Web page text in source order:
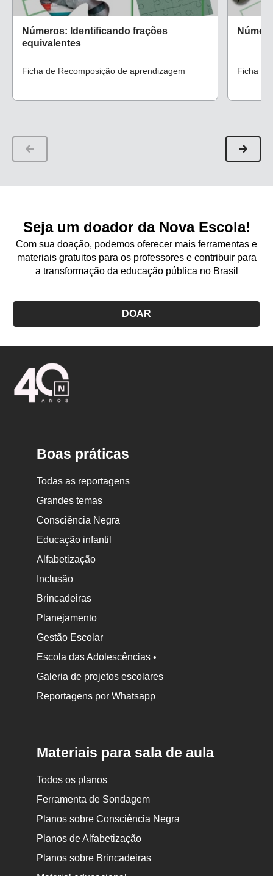
Números: Identificando frações
equivalentes
Ficha de Recomposição de aprendizagem Ficha
Seja um doador da Nova Escola!
Com sua doação, podemos oferecer mais ferramentas e
materiais gratuitos para os professores e contribuir para
a transformação da educação pública no Brasil
DOAR
Boas práticas
Todas as reportagens
Grandes temas
Consciência Negra
Educação infantil
Alfabetização
Inclusão
Brincadeiras
Planejamento
Gestão Escolar
Escola das Adolescências •
Galeria de projetos escolares
Reportagens por Whatsapp
Materiais para sala de aula
Todos os planos
Ferramenta de Sondagem
Planos sobre Consciência Negra
Planos de Alfabetização
Planos sobre Brincadeiras